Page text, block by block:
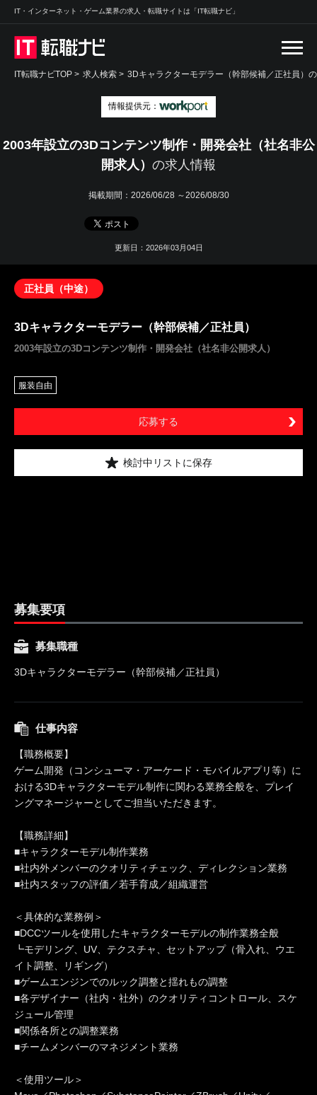
IT・インターネット・ゲーム業界の求人・転職サイトは「IT転職ナビ」
IT転職ナビTOP > 求人検索 > 3Dキャラクターモデラー（幹部候補／正社員）
情報提供元：
2003年設立の3Dコンテンツ制作・開発会社（社名非公
開求人） の求人情報
掲載期間： 2026/06/28 ～2026/08/30
更新日：2026年03月04日
正社員（中途）
3Dキャラクターモデラー（幹部候補／正社員）
2003年設立の3Dコンテンツ制作・開発会社（社名非公開求人）
服装自由
応募する
検討中リストに保存
募集要項
募集職種
3Dキャラクターモデラー（幹部候補／正社員）
仕事内容
【職務概要】
ゲーム開発（コンシューマ・アーケード・モバイルアプリ等）に
おける3Dキャラクターモデル制作に関わる業務全般を、プレイ
ングマネージャーとしてご担当いただきます。
【職務詳細】
■キャラクターモデル制作業務
■社内外メンバーのクオリティチェック、ディレクション業務
■社内スタッフの評価／若手育成／組織運営
＜具体的な業務例＞
■DCCツールを使用したキャラクターモデルの制作業務全般
┗モデリング、UV、テクスチャ、セットアップ（骨入れ、ウエ
イト調整、リギング）
■ゲームエンジンでのルック調整と揺れもの調整
■各デザイナー（社内・社外）のクオリティコントロール、スケ
ジュール管理
■関係各所との調整業務
■チームメンバーのマネジメント業務
＜使用ツール＞